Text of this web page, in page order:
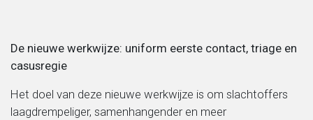
De nieuwe werkwijze: uniform eerste contact, triage en
casusregie
Het doel van deze nieuwe werkwijze is om slachtoffers
laagdrempeliger, samenhangender en meer